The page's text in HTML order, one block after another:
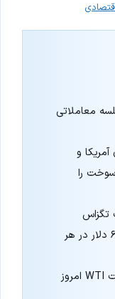
معاملاتی
و
سوخت را
وست تگزاس
اینترمدیت (WTI) به ۶۶.۵۷ دلار در هر
موعد قرارداد آتی ماه آگوست WTI امروز